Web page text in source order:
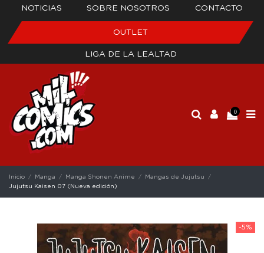
NOTICIAS SOBRE NOSOTROS CONTACTO
OUTLET
LIGA DE LA LEALTAD
0
Inicio Manga Manga Shonen Anime
Mangas de Jujutsu
Jujutsu Kaisen 07 (Nueva edición)
-5%